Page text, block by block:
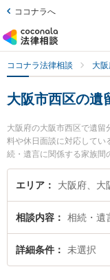
ココナラへ
ココナラ法律相談 大
大阪市西区の遺
大阪府の大阪市西区で遺
料や休日面談に対応してい
続・遺言に関係する家族間
な分野での絞り込み検索も
介弁護士や法律事務所
トラブルを今すぐに弁護
な近くの弁護士を検索し
市西区内の弁護士に相談
エリア 大阪府、大
相談内容 相続・遺
詳細条件 未選択